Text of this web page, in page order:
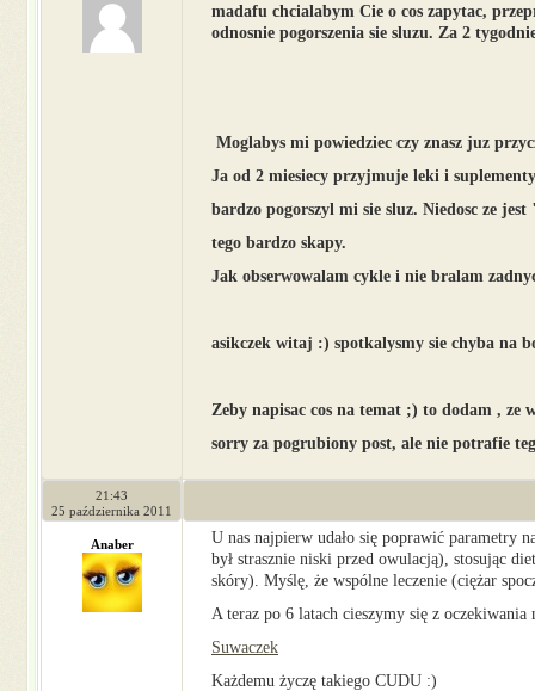
madafu chcialabym Cie o cos zapytac,
odnosnie pogorszenia sie sluzu. Za 2 ty
Moglabys mi powiedziec czy znasz juz
Ja od 2 miesiecy przyjmuje leki i
bardzo pogorszyl mi sie sluz. Niedosc ze
tego bardzo skapy.
Jak obserwowalam cykle i nie bralam
asikczek witaj :) spotkalysmy sie chyba na
Zeby napisac cos na temat ;) to dodam , ze
sorry za pogrubiony post, ale nie potrafie
21:43
25 października 2011
Anaber
U nas najpierw udało się poprawić parametry
był strasznie niski przed owulacją), stosując
skóry). Myślę, że wspólne leczenie (ciężar
A teraz po 6 latach cieszymy się z oczekiwania
Suwaczek
Każdemu życzę takiego CUDU :)